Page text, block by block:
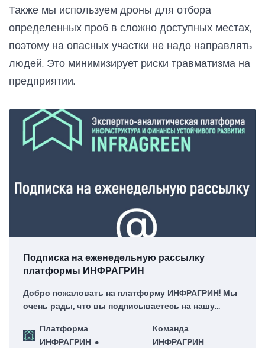
Также мы используем дроны для отбора
определенных проб в сложно доступных местах,
поэтому на опасных участки не надо направлять
людей. Это минимизирует риски травматизма на
предприятии.
Подписка на еженедельную рассылку
платформы ИНФРАГРИН
Добро пожаловать на платформу ИНФРАГРИН! Мы
очень рады, что вы подписываетесь на нашу
честь!Платформа
ИНФРАГРИН
Команда
ИНФРАГРИН